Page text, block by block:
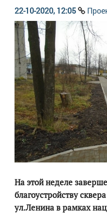
22-10-2020, 12:05
На этой неделе
благоустройству
ул.Ленина в рамках